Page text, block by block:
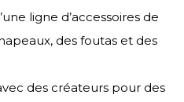
ligne d’accessoires de
des foutas et des
des créateurs pour des